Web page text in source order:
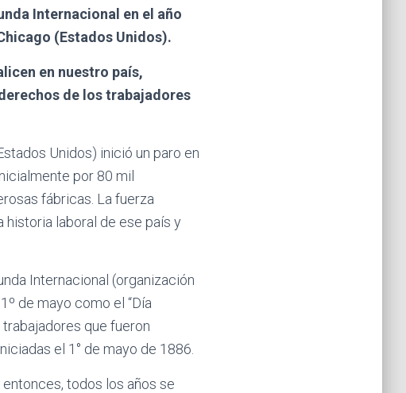
Internacional en el año
(Estados Unidos).
en nuestro país,
de los trabajadores
Unidos) inició un paro en
por 80 mil
fábricas. La fuerza
historia laboral de ese país y
Internacional (organización
de mayo como el “Día
que fueron
el 1° de mayo de 1886.
todos los años se